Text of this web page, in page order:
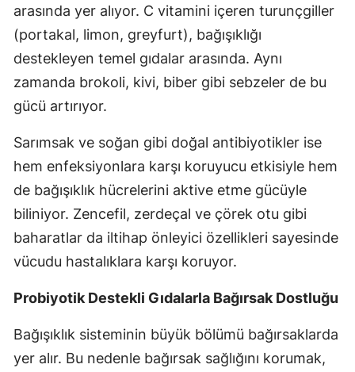
arasında yer alıyor. C vitamini içeren turunçgiller
(portakal, limon, greyfurt), bağışıklığı
destekleyen temel gıdalar arasında. Aynı
zamanda brokoli, kivi, biber gibi sebzeler de bu
gücü artırıyor.
Sarımsak ve soğan gibi doğal antibiyotikler ise
hem enfeksiyonlara karşı koruyucu etkisiyle hem
de bağışıklık hücrelerini aktive etme gücüyle
biliniyor. Zencefil, zerdeçal ve çörek otu gibi
baharatlar da iltihap önleyici özellikleri sayesinde
vücudu hastalıklara karşı koruyor.
Probiyotik Destekli Gıdalarla Bağırsak Dostluğu
Bağışıklık sisteminin büyük bölümü bağırsaklarda
yer alır. Bu nedenle bağırsak sağlığını korumak,